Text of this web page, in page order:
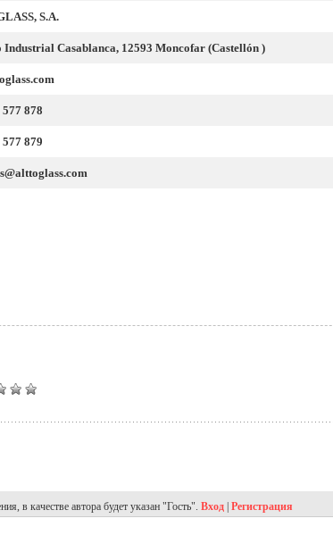
S.A.
Industrial Casablanca, 12593 Moncofar (Castellón )
878
879
в качестве автора будет указан "Гость". Вход | Регистрация